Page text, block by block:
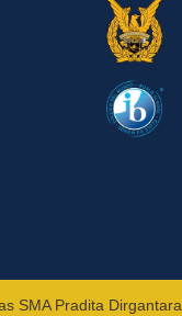
SMA Pradita Dirgantara